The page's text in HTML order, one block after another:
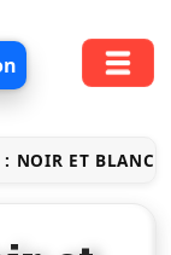
NOIR ET BLANC